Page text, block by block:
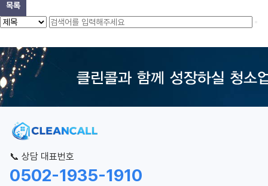
목록
📞 상담 대표번호
0502-1935-1910